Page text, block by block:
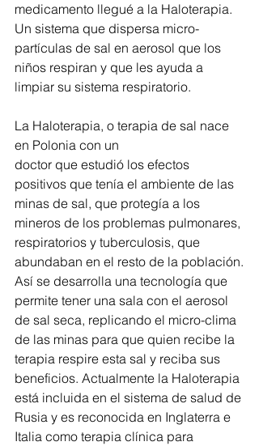
medicamento llegué a la Haloterapia.
Un sistema que dispersa micro-
partículas de sal en aerosol que los
niños respiran y que les ayuda a
limpiar su sistema respiratorio.
La Haloterapia, o terapia de sal nace
en Polonia con un
doctor que estudió los efectos
positivos que tenía el ambiente de las
minas de sal, que protegía a los
mineros de los problemas pulmonares,
respiratorios y tuberculosis, que
abundaban en el resto de la población.
Así se desarrolla una tecnología que
permite tener una sala con el aerosol
de sal seca, replicando el micro-clima
de las minas para que quien recibe la
terapia respire esta sal y reciba sus
beneficios. Actualmente la Haloterapia
está incluida en el sistema de salud de
Rusia y es reconocida en Inglaterra e
Italia como terapia clínica para